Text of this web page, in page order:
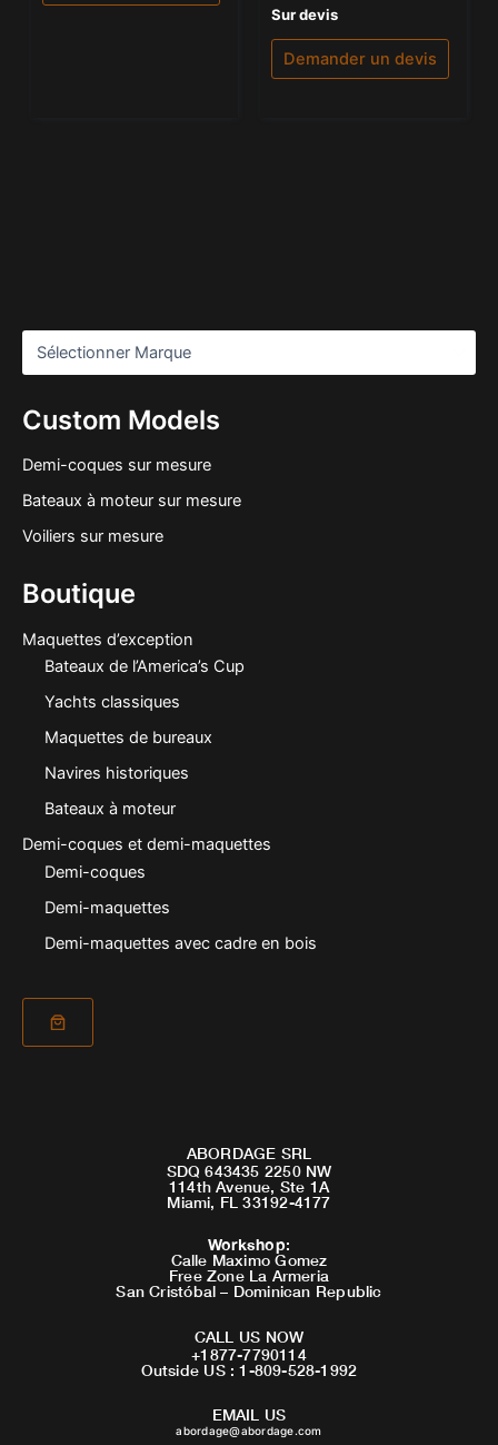
Custom Models
Demi-coques sur mesure
Bateaux à moteur sur mesure
Voiliers sur mesure
Boutique
Maquettes d’exception
Bateaux de l’America’s Cup
Yachts classiques
Maquettes de bureaux
Navires historiques
Bateaux à moteur
Demi-coques et demi-maquettes
Demi-coques
Demi-maquettes
Demi-maquettes avec cadre en bois
Note
0
sur
Sur devis
Demander un devis
ABORDAGE SRL
SDQ 643435 2250 NW
114th Avenue, Ste 1A
Miami, FL 33192-4177
Workshop:
Calle Maximo Gomez
Free Zone La Armeria
San Cristóbal – Dominican Republic
CALL US NOW
+1877-7790114
Outside US : 1-809-528-1992
EMAIL US
abordage@abordage.com